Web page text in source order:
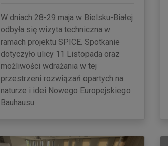
W dniach 28-29 maja w Bielsku-Białej
odbyła się wizyta techniczna w
ramach projektu SPICE. Spotkanie
dotyczyło ulicy 11 Listopada oraz
możliwości wdrażania w tej
przestrzeni rozwiązań opartych na
naturze i idei Nowego Europejskiego
Bauhausu.